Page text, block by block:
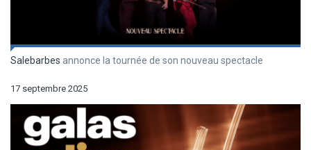
Salebarbes annonce la tournée de son nouveau spectacle
17 septembre 2025